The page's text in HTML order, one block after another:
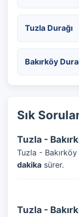
Tuzla Durağı
Bakırköy
Sık
Tuzla -
Tuzla -
dakika sürer.
Tuzla -